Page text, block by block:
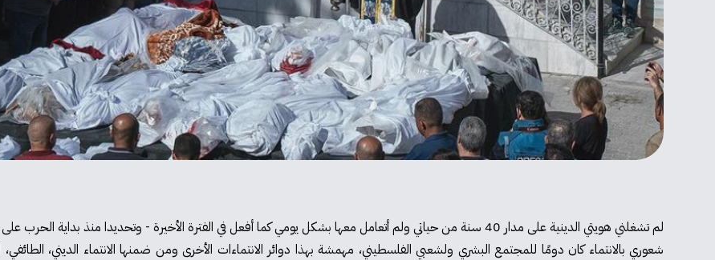
لم تشغلني هويتي الدينية على مدار 40 سنة من حياتي ولم أتعامل معها بشكل يومي كما أفعل في الفترة الأخيرة - وتحديدا منذ بداية الحرب على غزة.
شعوري بالانتماء كان دومًا للمجتمع البشري ولشعبي الفلسطيني، مهمشة بهذا دوائر الانتماءات الأخرى ومن ضمنها الانتماء الديني،